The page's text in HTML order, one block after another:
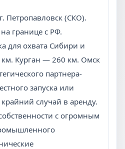
Петропавловск (СКО).
границе с РФ.
для охвата Сибири и
Курган — 260 км. Омск
партнера-
запуска или
случай в аренду.
с огромным